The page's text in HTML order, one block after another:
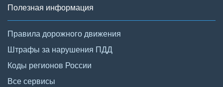
Полезная информация
Правила дорожного движения
Штрафы за нарушения ПДД
Коды регионов России
Все сервисы